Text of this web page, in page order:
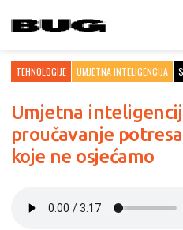
TEHNOLOGIJE UMJETNA INTELIGENCIJA
Umjetna
proučavanje
koje ne osjećamo